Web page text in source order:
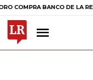
BANCO DE LA REPÚBLICA